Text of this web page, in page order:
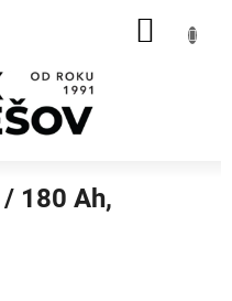
180 Ah,